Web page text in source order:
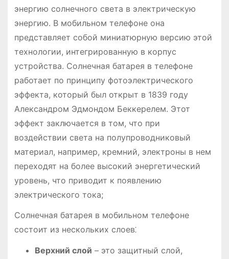
энергию солнечного света в электрическую
энергию. В мобильном телефоне она
представляет собой миниатюрную версию этой
технологии, интегрированную в корпус
устройства. Солнечная батарея в телефоне
работает по принципу фотоэлектрического
эффекта, который был открыт в 1839 году
Александром Эдмондом Беккерелем. Этот
эффект заключается в том, что при
воздействии света на полупроводниковый
материал, например, кремний, электроны в нем
переходят на более высокий энергетический
уровень, что приводит к появлению
электрического тока;
Солнечная батарея в мобильном телефоне
состоит из нескольких слоев⁚
Верхний слой – это защитный слой,